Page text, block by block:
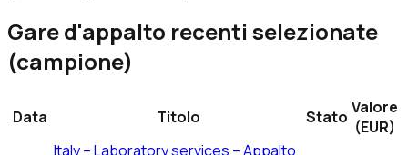
Gare d'appalto recenti selezionate
(campione)
Data Titolo Stato Valore
(EUR)
Italy – Laboratory services – Appalto